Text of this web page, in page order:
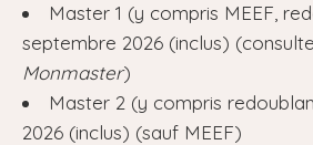
Master 1 (y compris MEEF,
septembre 2026 (inclus)
Monmaster)
Master 2 (y compris
2026 (inclus) (sauf MEEF)